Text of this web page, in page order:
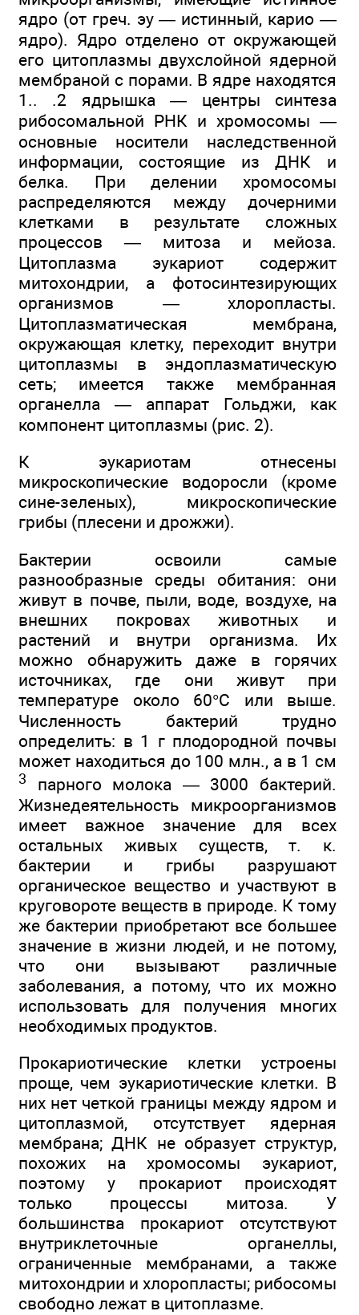
ядро (от греч. эу — истинный, карио —
ядро). Ядро отделено от окружающей
его цитоплазмы двухслойной ядерной
мембраной с порами. В ядре находятся
1.. .2 ядрышка — центры синтеза
рибосомальной РНК и хромосомы —
основные носители наследственной
информации, состоящие из ДНК и
белка. При делении хромосомы
распределяются между дочерними
клетками в результате сложных
процессов — митоза и мейоза.
Цитоплазма эукариот содержит
митохондрии, а фотосинтезирующих
организмов — хлоропласты.
Цитоплазматическая мембрана,
окружающая клетку, переходит внутри
цитоплазмы в эндоплазматическую
сеть; имеется также мембранная
органелла — аппарат Гольджи, как
компонент цитоплазмы (рис. 2).
К эукариотам отнесены
микроскопические водоросли (кроме
сине-зеленых), микроскопические
грибы (плесени и дрожжи).
Бактерии освоили самые
разнообразные среды обитания: они
живут в почве, пыли, воде, воздухе, на
внешних покровах животных и
растений и внутри организма. Их
можно обнаружить даже в горячих
источниках, где они живут при
температуре около 60°С или выше.
Численность бактерий трудно
определить: в 1 г плодородной почвы
может находиться до 100 млн., а в 1 см
3
парного молока — 3000 бактерий.
Жизнедеятельность микроорганизмов
имеет важное значение для всех
остальных живых существ, т. к.
бактерии и грибы разрушают
органическое вещество и участвуют в
круговороте веществ в природе. К тому
же бактерии приобретают все большее
значение в жизни людей, и не потому,
что они вызывают различные
заболевания, а потому, что их можно
использовать для получения многих
необходимых продуктов.
Прокариотические клетки устроены
проще, чем эукариотические клетки. В
них нет четкой границы между ядром и
цитоплазмой, отсутствует ядерная
мембрана; ДНК не образует структур,
похожих на хромосомы эукариот,
поэтому у прокариот происходят
только процессы митоза. У
большинства прокариот отсутствуют
внутриклеточные органеллы,
ограниченные мембранами, а также
митохондрии и хлоропласты; рибосомы
свободно лежат в цитоплазме.